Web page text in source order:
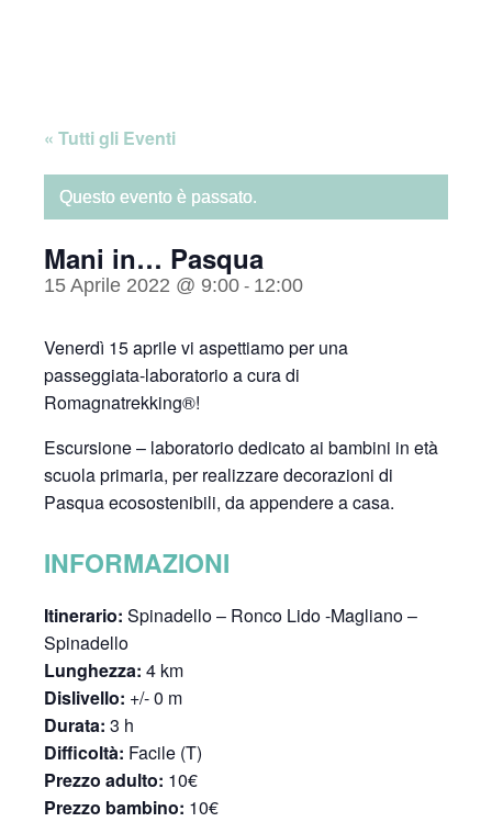
« Tutti gli Eventi
Questo evento è passato.
Mani in… Pasqua
15 Aprile 2022 @ 9:00 - 12:00
Venerdì 15 aprile vi aspettiamo per una
passeggiata-laboratorio a cura di
Romagnatrekking®!
Escursione – laboratorio dedicato ai bambini in età
scuola primaria, per realizzare decorazioni di
Pasqua ecosostenibili, da appendere a casa.
INFORMAZIONI
Itinerario: Spinadello – Ronco Lido -Magliano –
Spinadello
Lunghezza: 4 km
Dislivello: +/- 0 m
Durata: 3 h
Difficoltà: Facile (T)
Prezzo adulto: 10€
Prezzo bambino: 10€